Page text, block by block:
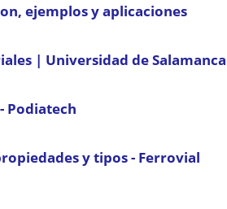
ejemplos y aplicaciones
| Universidad de Salamanca
Podiatech
y tipos - Ferrovial